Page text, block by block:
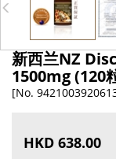
新西兰NZ
1500mg (120
[No.
HKD 638.00